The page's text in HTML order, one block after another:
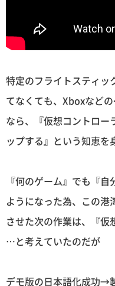
特定のフライトスティッ
てなくても、Xboxなど
なら、『仮想コントロー
ップする』という知恵を
『何のゲーム』でも『
ようになった為、この港
させた次の作業は、『仮
…と考えていたのだが
デモ版の日本語化成功→